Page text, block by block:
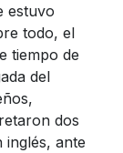
estuvo
todo, el
tiempo de
del
dos
ante